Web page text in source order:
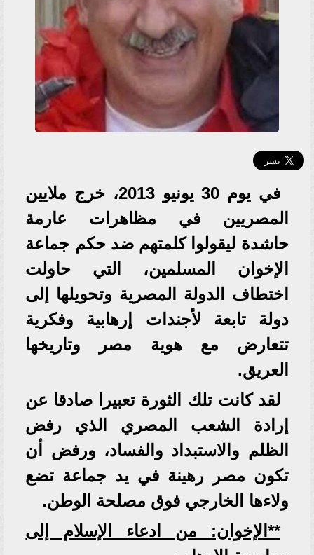
في يوم 30 يونيو 2013، خرج ملايين
المصريين في مظاهرات عارمة
حاشدة ليقولوا كلمتهم ضد حكم جماعة
الإخوان المسلمين، التي حاولت
اختطاف الدولة المصرية وتحويلها إلى
دولة تابعة لأجندات إرهابية وفكرية
تتعارض مع هوية مصر وتاريخها
العريق.
لقد كانت تلك الثورة تعبيرا صادقا عن
إرادة الشعب المصري الذي رفض
الظلم والاستبداد والفساد، ورفض أن
تكون مصر رهينة في يد جماعة تضع
ولاءها الخارجي فوق مصلحة الوطن.
**الإخوان: من ادعاء الإسلام إلى